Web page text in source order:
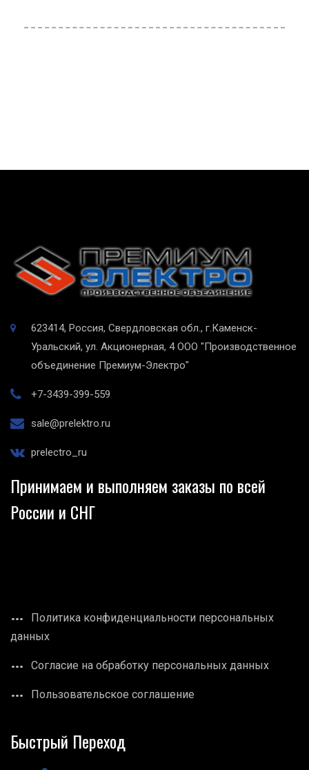
623414, Россия, Свердловская обл., г.Каменск-
Уральский, ул. Акционерная, 4 ООО "Производственное
объединение Премиум-Электро"
+7-3439-399-559
sale@prelektro.ru
prelectro_ru
Принимаем и выполняем заказы по всей
России и СНГ
Политика конфиденциальности персональных
данных
Согласие на обработку персональных данных
Пользовательское соглашение
Быстрый Переход